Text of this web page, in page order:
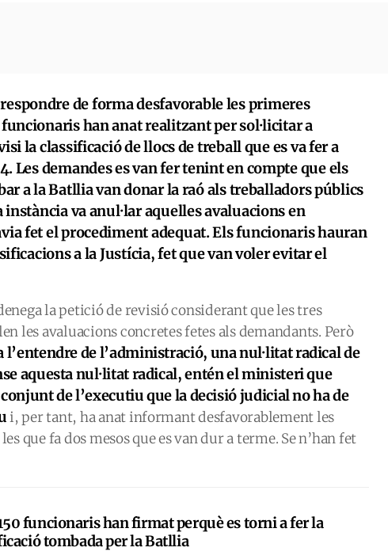
de forma desfavorable les primeres
han anat realitzant per sol·licitar a
la classificació de llocs de treball que es va fer a
Les demandes es van fer tenint en compte que els
a la Batllia van donar la raó als treballadors públics
va anul·lar aquelles avaluacions en
fet el procediment adequat. Els funcionaris hauran
a la Justícia, fet que van voler evitar el
la petició de revisió considerant que les tres
les avaluacions concretes fetes als demandants. Però
l’entendre de l’administració, una nul·litat radical de
aquesta nul·litat radical, entén el ministeri que
de l’executiu que la decisió judicial no ha de
i, per tant, ha anat informant desfavorablement les
que fa dos mesos que es van dur a terme. Se n’han fet
funcionaris han firmat perquè es torni a fer la
tombada per la Batllia